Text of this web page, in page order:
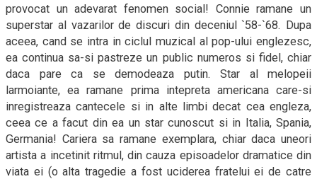
provocat un adevarat fenomen social! Connie ramane un
superstar al vazarilor de discuri din deceniul `58-`68. Dupa
aceea, cand se intra in ciclul muzical al pop-ului englezesc,
ea continua sa-si pastreze un public numeros si fidel, chiar
daca pare ca se demodeaza putin. Star al melopeii
larmoiante, ea ramane prima intepreta americana care-si
inregistreaza cantecele si in alte limbi decat cea engleza,
ceea ce a facut din ea un star cunoscut si in Italia, Spania,
Germania! Cariera sa ramane exemplara, chiar daca uneori
artista a incetinit ritmul, din cauza episoadelor dramatice din
viata ei (o alta tragedie a fost uciderea fratelui ei de catre